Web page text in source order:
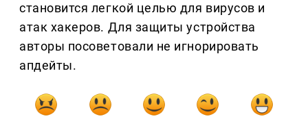
становится легкой целью для вирусов и
атак хакеров. Для защиты устройства
авторы посоветовали не игнорировать
апдейты.